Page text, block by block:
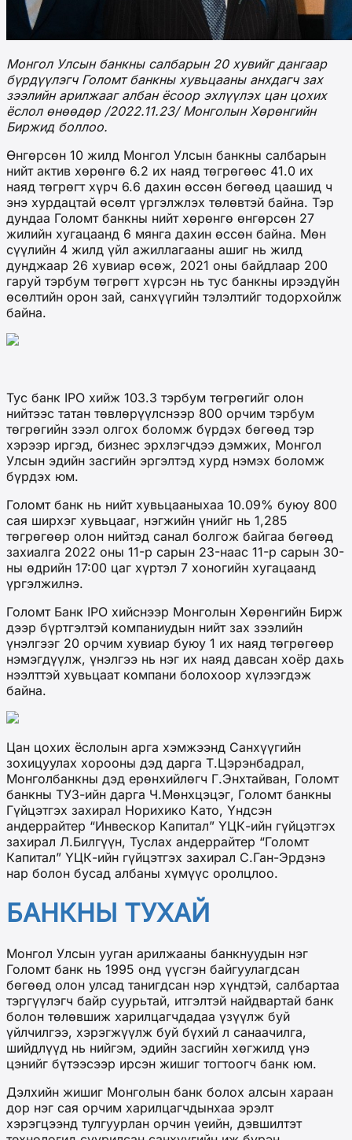
Монгол Улсын банкны салбарын 20 хувийг дангаар
бүрдүүлэгч Голомт банкны хувьцааны анхдагч зах
зээлийн арилжааг албан ёсоор эхлүүлэх цан цохих
ёслол өнөөдөр /2022.11.23/Монголын Хөрөнгийн
Биржид боллоо.
Өнгөрсөн 10 жилд Монгол Улсын банкны салбарын
нийт актив хөрөнгө 6.2 их наяд төгрөгөөс 41.0 их
наяд төгрөгт хүрч 6.6 дахин өссөн бөгөөд цаашид ч
энэ хурдацтай өсөлт үргэлжлэх төлөвтэй байна. Тэр
дундаа Голомт банкны нийт хөрөнгө өнгөрсөн 27
жилийн хугацаанд 6 мянга дахин өссөн байна. Мөн
сүүлийн 4 жилд үйл ажиллагааны ашиг нь жилд
дунджаар 26 хувиар өсөж, 2021 оны байдлаар 200
гаруй тэрбум төгрөгт хүрсэн нь тус банкны ирээдүйн
өсөлтийн орон зай, санхүүгийн тэлэлтийг тодорхойлж
байна.
Тус банк IPO хийж 103.3 тэрбум төгрөгийг олон
нийтээс татан төвлөрүүлснээр 800 орчим тэрбум
төгрөгийн зээл олгох боломж бүрдэх бөгөөд тэр
хэрээр иргэд, бизнес эрхлэгчдээ дэмжих, Монгол
Улсын эдийн засгийн эргэлтэд хурд нэмэх боломж
бүрдэх юм.
Голомт банк нь нийт хувьцааныхаа 10.09% буюу 800
сая ширхэг хувьцааг, нэгжийн үнийг нь 1,285
төгрөгөөр олон нийтэд санал болгож байгаа бөгөөд
захиалга 2022 оны 11-р сарын 23-наас 11-р сарын 30-
ны өдрийн 17:00 цаг хүртэл 7 хоногийн хугацаанд
үргэлжилнэ.
Голомт Банк IPO хийснээр Монголын Хөрөнгийн Бирж
дээр бүртгэлтэй компаниудын нийт зах зээлийн
үнэлгээг 20 орчим хувиар буюу 1 их наяд төгрөгөөр
нэмэгдүүлж, үнэлгээ нь нэг их наяд давсан хоёр дахь
нээлттэй хувьцаат компани болохоор хүлээгдэж
байна.
Цан цохих ёслолын арга хэмжээнд Санхүүгийн
зохицуулах хорооны дэд дарга Т.Цэрэнбадрал,
Монголбанкны дэд ерөнхийлөгч Г.Энхтайван, Голомт
банкны ТУЗ-ийн дарга Ч.Мөнхцэцэг, Голомт банкны
Гүйцэтгэх захирал Норихико Като, Үндсэн
андеррайтер “Инвескор Капитал” ҮЦК-ийн гүйцэтгэх
захирал Л.Билгүүн, Туслах андеррайтер “Голомт
Капитал” ҮЦК-ийн гүйцэтгэх захирал С.Ган-Эрдэнэ
нар болон бусад албаны хүмүүс оролцлоо.
БАНКНЫ ТУХАЙ
Монгол Улсын ууган арилжааны банкнуудын нэг
Голомт банк нь 1995 онд үүсгэн байгуулагдсан
бөгөөд олон улсад танигдсан нэр хүндтэй, салбартаа
тэргүүлэгч байр суурьтай, итгэлтэй найдвартай банк
болон төлөвшиж харилцагчдадаа үзүүлж буй
үйлчилгээ, хэрэгжүүлж буй бүхий л санаачилга,
шийдлүүд нь нийгэм, эдийн засгийн хөгжилд үнэ
цэнийг бүтээсээр ирсэн жишиг тогтоогч банк юм.
Дэлхийн жишиг Монголын банк болох алсын хараан
дор нэг сая орчим харилцагчдынхаа эрэлт
хэрэгцээнд тулгуурлан орчин үеийн, дэвшилтэт